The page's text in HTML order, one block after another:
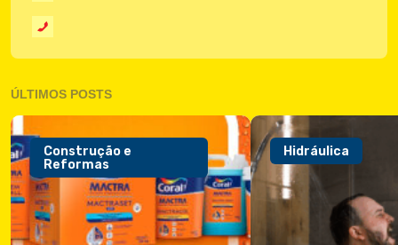
ÚLTIMOS POSTS
Construção e
Reformas
Hidráulica